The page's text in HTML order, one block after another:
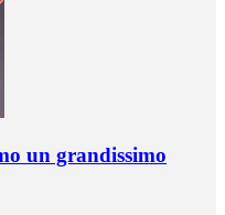
un grandissimo